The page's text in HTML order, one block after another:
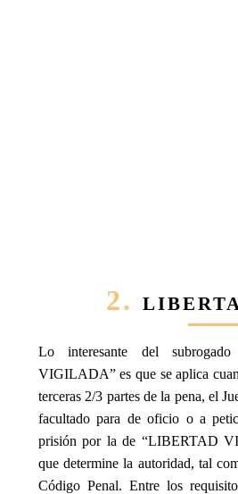
2.
Lo interesante del
VIGILADA” es que se aplica
terceras 2/3 partes de la pena, el
facultado para de oficio o a
prisión por la de “LIBERTAD
que determine la autoridad, tal
Código Penal. Entre los